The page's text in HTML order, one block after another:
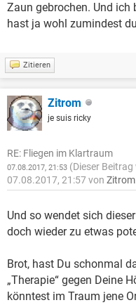
Zaun gebrochen. Und
hast ja wohl zumindest
Zitieren
Zitrom
je suis ricky
RE: Fliegen im Klartraum
07.08.2017, 21:53 (Dieser
07.08.2017, 21:57 von Zitrom
Und so wendet sich
doch wieder zu etwas
Brot, hast Du schonmal
„Therapie“ gegen Deine
könntest im Traum jene